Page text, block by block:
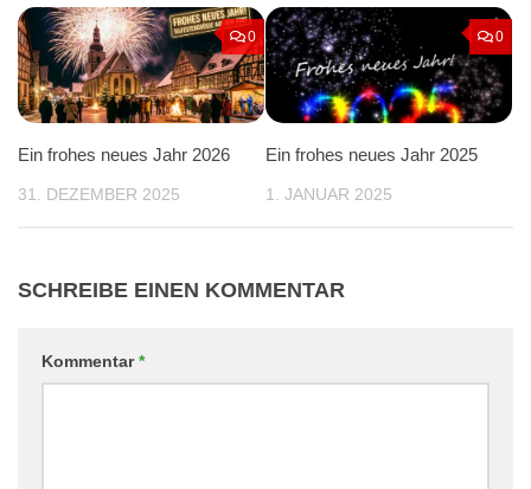
0
Ein frohes neues Jahr 2026
31. DEZEMBER 2025
0
Ein frohes neues Jahr 2025
1. JANUAR 2025
SCHREIBE EINEN KOMMENTAR
Kommentar*